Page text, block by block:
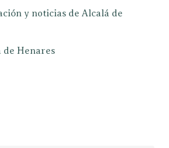
y noticias de Alcalá de
de Henares